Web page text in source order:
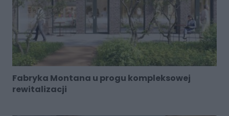
Fabryka Montana u progu kompleksowej
rewitalizacji